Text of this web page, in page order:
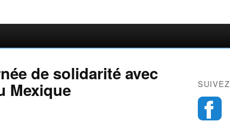
de solidarité avec
Mexique